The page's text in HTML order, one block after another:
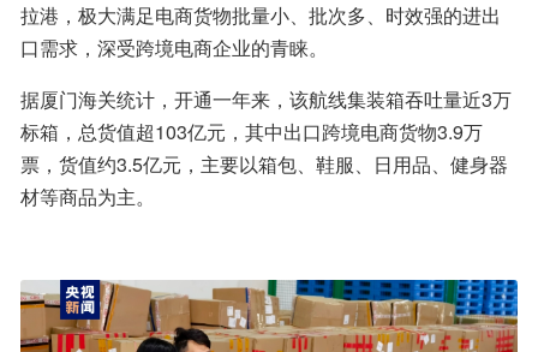
拉港，极大满足电商货物批量小、批次多、时效强的进出
口需求，深受跨境电商企业的青睐。
据厦门海关统计，开通一年来，该航线集装箱吞吐量近3万
标箱，总货值超103亿元，其中出口跨境电商货物3.9万
票，货值约3.5亿元，主要以箱包、鞋服、日用品、健身器
材等商品为主。